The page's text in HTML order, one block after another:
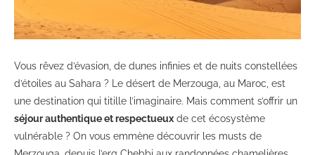
Vous rêvez d’évasion, de dunes infinies et de nuits constellées
d’étoiles au Sahara ? Le désert de Merzouga, au Maroc, est
une destination qui titille l’imaginaire. Mais comment s’offrir un
séjour authentique et respectueux de cet écosystème
vulnérable ? On vous emmène découvrir les musts de